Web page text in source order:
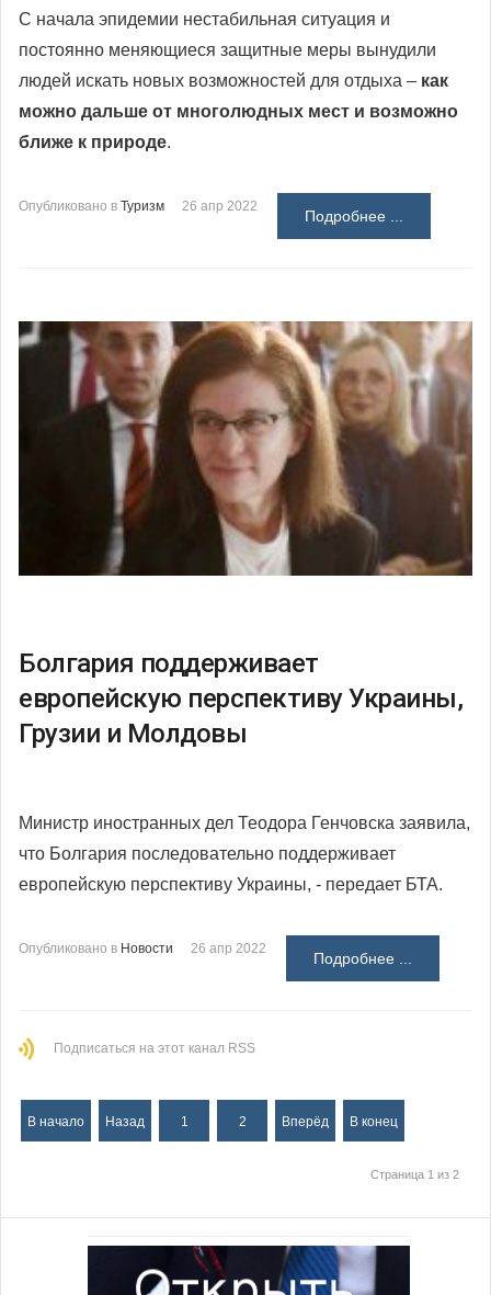
С начала эпидемии нестабильная ситуация и
постоянно меняющиеся защитные меры вынудили
людей искать новых возможностей для отдыха – как
можно дальше от многолюдных мест и возможно
ближе к природе.
Опубликовано в Туризм 26 апр 2022
Подробнее ...
Болгария поддерживает
европейскую перспективу Украины,
Грузии и Молдовы
Министр иностранных дел Теодора Генчовска заявила,
что Болгария последовательно поддерживает
европейскую перспективу Украины, - передает БТА.
Опубликовано в Новости 26 апр 2022
Подробнее ...
Подписаться на этот канал RSS
В начало Назад 1 2 Вперёд В конец
Страница 1 из 2